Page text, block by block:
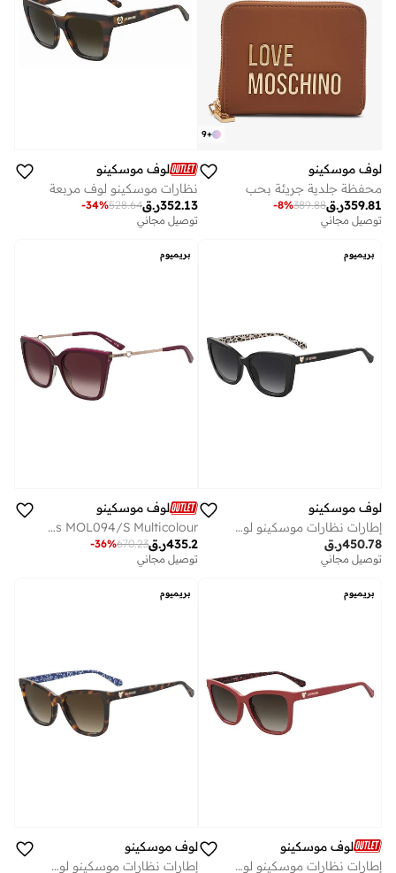
+
9
لوف موسكينو
محفظة جلدية جريئة بحب
ر.ق359.81
389.88
-8%
توصيل مجاني
لوف موسكينو
نظارات موسكينو لوف مربعة
ر.ق352.13
528.64
-34%
توصيل مجاني
بريميوم
لوف موسكينو
إطارات نظارات موسكينو لوف مستطيلة
ر.ق450.78
توصيل مجاني
بريميوم
لوف موسكينو
MOSCHINO LOVE Sunglasses MOL094/S Multicolour
ر.ق435.2
670.23
-36%
توصيل مجاني
بريميوم
لوف موسكينو
إطارات نظارات موسكينو لوف مستطيلة
بريميوم
لوف موسكينو
إطارات نظارات موسكينو لوف مستطيلة